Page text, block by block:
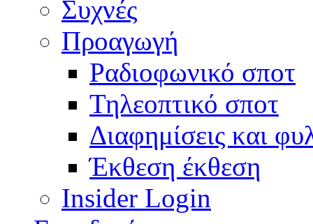
Συχνές
Προαγωγή
Ραδιοφωνικό σποτ
Τηλεοπτικό σποτ
Διαφημίσεις και
Έκθεση έκθεση
Insider Login